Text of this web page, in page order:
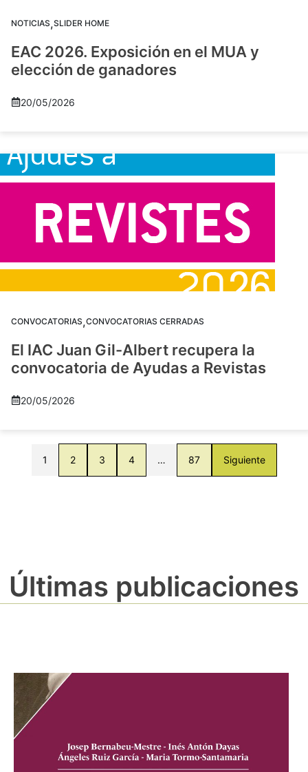
NOTICIAS,SLIDER HOME
EAC 2026. Exposición en el MUA y
elección de ganadores
20/05/2026
CONVOCATORIAS,CONVOCATORIAS CERRADAS
El IAC Juan Gil-Albert recupera la
convocatoria de Ayudas a Revistas
20/05/2026
1 2 3 4 … 87 Siguiente
Últimas publicaciones